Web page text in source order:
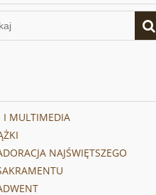
I MULTIMEDIA
NAJŚWIĘTSZEGO